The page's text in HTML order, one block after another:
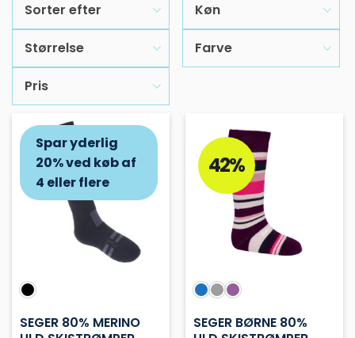
Sorter efter Køn
Størrelse Farve
Pris
37%
Spar yderlig
20% ved køb af
4 eller flere
SEGER 80% MERINO
42%
SEGER BØRNE 80%